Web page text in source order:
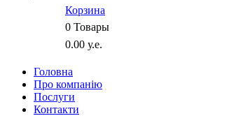
Корзина
0 Товары
0.00 у.е.
Головна
Про компанію
Послуги
Контакти